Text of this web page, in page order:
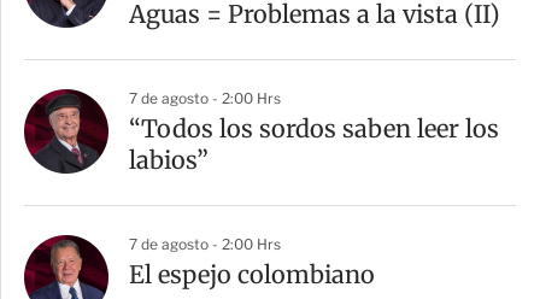
Aguas = Problemas a la vista (II)
7 de agosto - 2:00 Hrs
“Todos los sordos saben leer los
labios”
7 de agosto - 2:00 Hrs
El espejo colombiano